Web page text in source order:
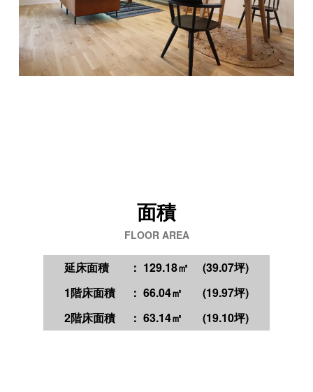
面積
FLOOR AREA
延床面積 ： 129.18㎡
(39.07坪)
1階床面積
： 66.04㎡
(19.97坪)
2階床面積
： 63.14㎡ (19.10坪)